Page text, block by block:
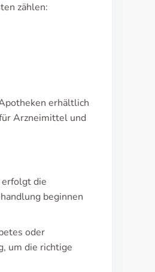
zählen:
erhältlich
Arzneimittel und
die
beginnen
oder
um die richtige